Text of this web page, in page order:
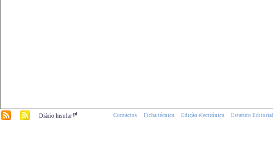
Diário Insular.pt Contactos Ficha técnica Edição electrónica Estatuto Editorial